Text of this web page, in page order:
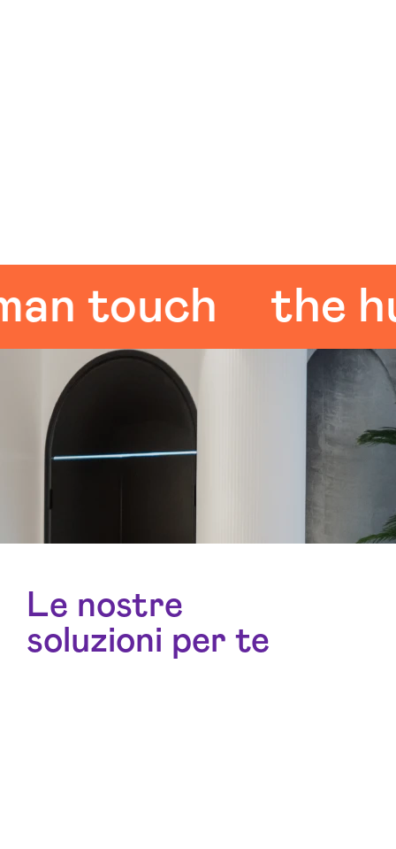
the
Le nostre
soluzioni per te